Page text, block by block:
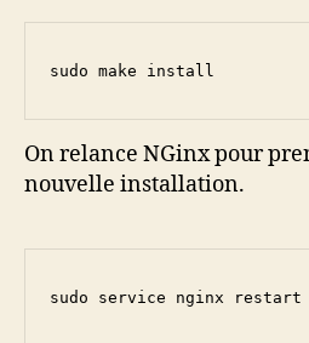
sudo make install
On relance NGinx pour
nouvelle installation.
sudo service nginx restart